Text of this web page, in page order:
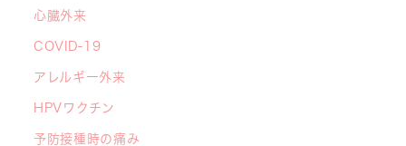
【メディア・取材】学研の子育て応援サイト「こ
そだてまっぷ」に大熊喜彰院長監修の記事（こど
もの日焼け対策）がアップされました！
2026/05/19
心臓外来
COVID-19
アレルギー外来
HPVワクチン
予防接種時の痛み